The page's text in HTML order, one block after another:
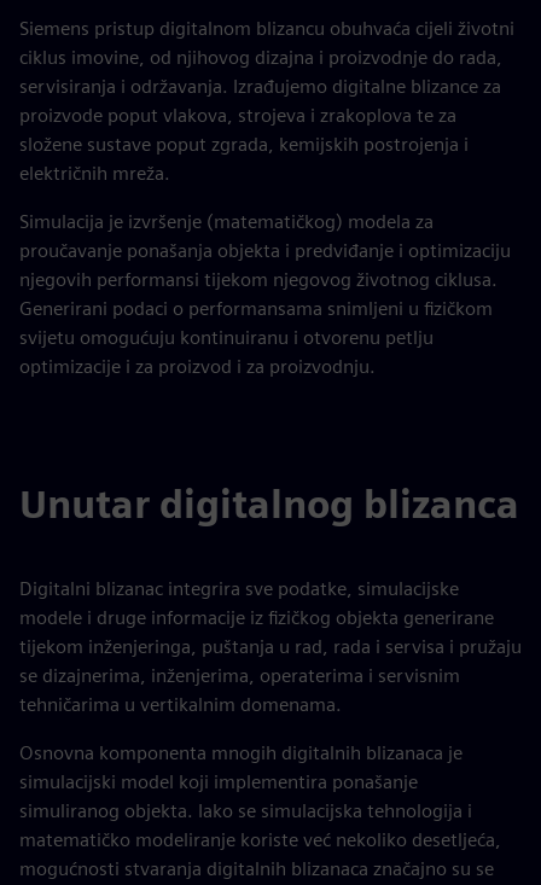
Siemens pristup digitalnom blizancu obuhvaća cijeli životni
ciklus imovine, od njihovog dizajna i proizvodnje do rada,
servisiranja i održavanja. Izrađujemo digitalne blizance za
proizvode poput vlakova, strojeva i zrakoplova te za
složene sustave poput zgrada, kemijskih postrojenja i
električnih mreža.
Simulacija je izvršenje (matematičkog) modela za
proučavanje ponašanja objekta i predviđanje i optimizaciju
njegovih performansi tijekom njegovog životnog ciklusa.
Generirani podaci o performansama snimljeni u fizičkom
svijetu omogućuju kontinuiranu i otvorenu petlju
optimizacije i za proizvod i za proizvodnju.
Unutar digitalnog blizanca
Digitalni blizanac integrira sve podatke, simulacijske
modele i druge informacije iz fizičkog objekta generirane
tijekom inženjeringa, puštanja u rad, rada i servisa i pružaju
se dizajnerima, inženjerima, operaterima i servisnim
tehničarima u vertikalnim domenama.
Osnovna komponenta mnogih digitalnih blizanaca je
simulacijski model koji implementira ponašanje
simuliranog objekta. Iako se simulacijska tehnologija i
matematičko modeliranje koriste već nekoliko desetljeća,
mogućnosti stvaranja digitalnih blizanaca značajno su se